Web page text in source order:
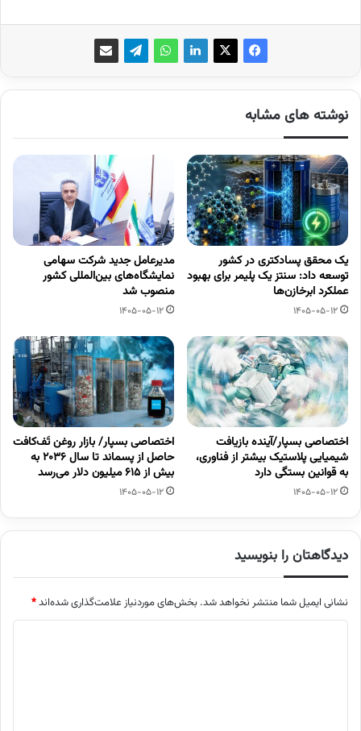
نوشته های مشابه
یک محقق پسادکتری در کشور
توسعه داد: سنتز یک پلیمر برای بهبود
عملکرد ابرخازن‌ها
1405-05-12
مدیرعامل جدید شرکت سهامی
نمایشگاه‌های بین‌المللی کشور
منصوب شد
1405-05-12
اختصاصی بسپار/آینده بازیافت
شیمیایی پلاستیک بیشتر از فناوری،
به قوانین بستگی دارد
1405-05-12
اختصاصی بسپار/ بازار روغن تَف‌کافت
حاصل از پسماند تا سال ۲۰۳۶ به
بیش از ۶۱۵ میلیون دلار می‌رسد
1405-05-12
دیدگاهتان را بنویسید
نشانی ایمیل شما منتشر نخواهد شد. بخش‌های موردنیاز علامت‌گذاری شده‌اند*